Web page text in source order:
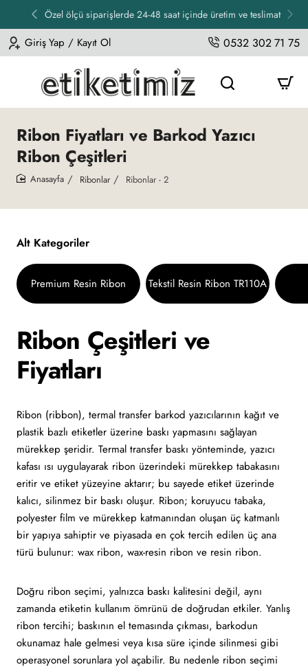
Özel ölçü siparişlerde 24-48 saat içinde üretim ve teslimat
Giriş Yap / Kayıt Ol 0532 302 71 75
Ribon Fiyatları ve Barkod Yazıcı
Ribon Çeşitleri
Ribonlar Ribonlar - 2
Alt Kategoriler
Premium Resin Ribon Tekstil Resin Ribon TR110A
Ribon Çeşitleri ve
Fiyatları
Ribon (ribbon), termal transfer barkod yazıcılarının kağıt ve
plastik bazlı etiketler üzerine baskı yapmasını sağlayan
mürekkep şeridir. Termal transfer baskı yönteminde, yazıcı
kafası ısı uygulayarak ribon üzerindeki mürekkep tabakasını
eritir ve etiket yüzeyine aktarır; bu sayede etiket üzerinde
kalıcı, silinmez bir baskı oluşur. Ribon; koruyucu tabaka,
polyester film ve mürekkep katmanından oluşan üç katmanlı
bir yapıya sahiptir ve piyasada en çok tercih edilen üç ana
türü bulunur: wax ribon, wax-resin ribon ve resin ribon.
Doğru ribon seçimi, yalnızca baskı kalitesini değil, aynı
zamanda etiketin kullanım ömrünü de doğrudan etkiler. Yanlış
ribon tercihi; baskının el temasında çıkması, barkodun
okunamaz hale gelmesi veya kısa süre içinde silinmesi gibi
operasyonel sorunlara yol açabilir. Bu nedenle ribon seçimi